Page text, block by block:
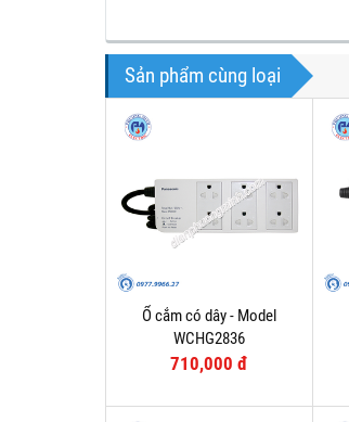
Sản phẩm cùng loại
Ổ cắm có dây - Model
WCHG2836
710,000 đ